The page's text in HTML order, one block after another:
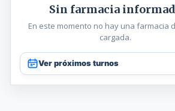
Sin farmacia
En este momento no hay una farmacia
cargada.
Ver próximos turnos